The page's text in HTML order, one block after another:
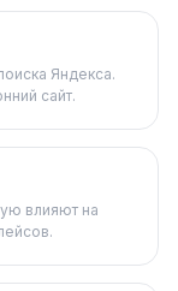
Яндекса.
сайт.
влияют на